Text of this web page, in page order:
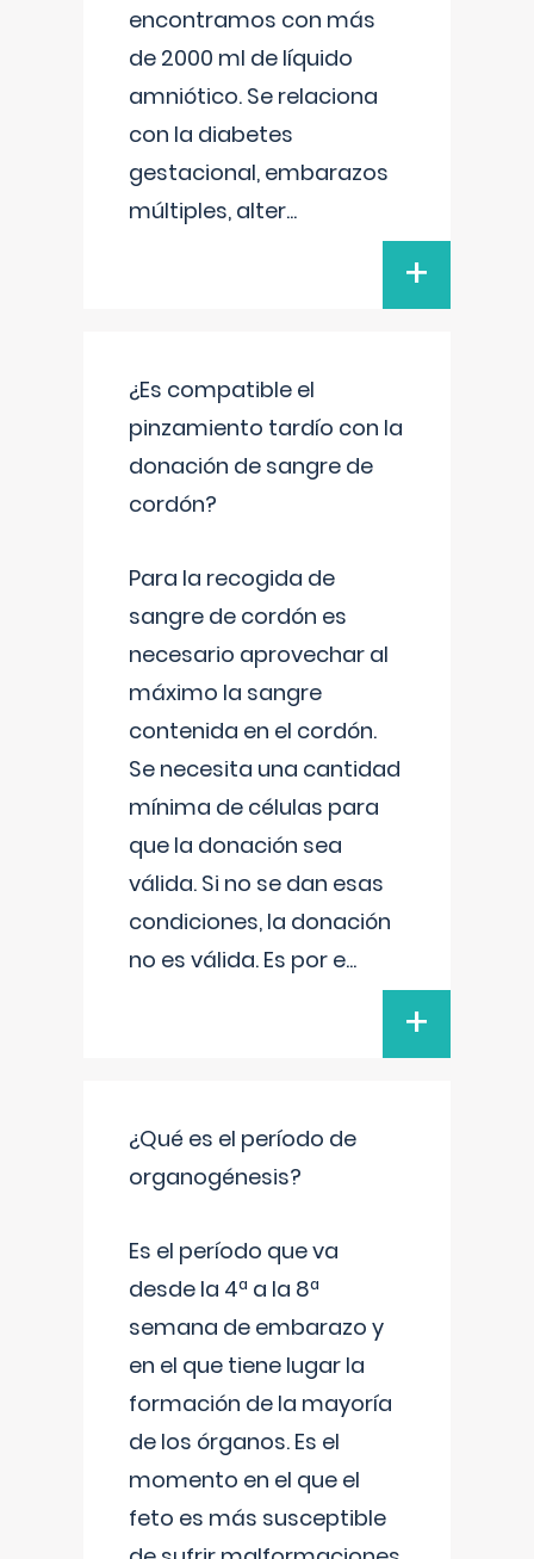
encontramos con más
de 2000 ml de líquido
amniótico. Se relaciona
con la diabetes
gestacional, embarazos
múltiples, alter...
+
¿Es compatible el
pinzamiento tardío con la
donación de sangre de
cordón?
Para la recogida de
sangre de cordón es
necesario aprovechar al
máximo la sangre
contenida en el cordón.
Se necesita una cantidad
mínima de células para
que la donación sea
válida. Si no se dan esas
condiciones, la donación
no es válida. Es por e...
+
¿Qué es el período de
organogénesis?
Es el período que va
desde la 4ª a la 8ª
semana de embarazo y
en el que tiene lugar la
formación de la mayoría
de los órganos. Es el
momento en el que el
feto es más susceptible